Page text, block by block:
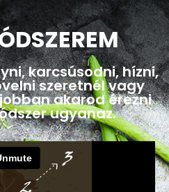
karcsúsodni, hízni,
szeretnél vagy
akarod érezni
ugyanaz.